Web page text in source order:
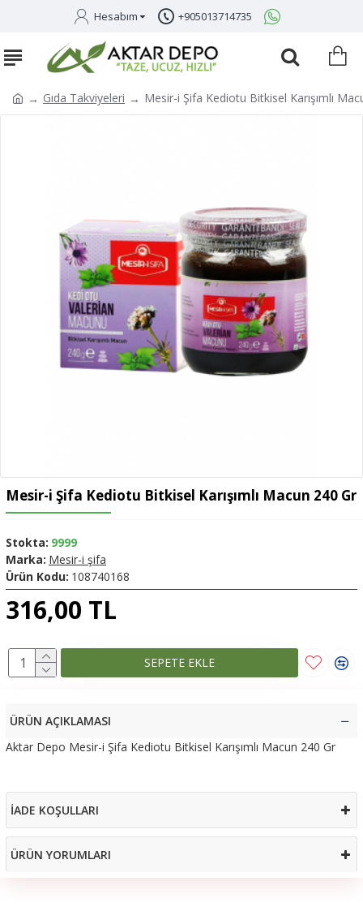
Hesabım +905013714735
Gıda Takviyeleri Mesir-i Şifa Kediotu Bitkisel Karışımlı
Mesir-i Şifa Kediotu Bitkisel Karışımlı Macun 240 Gr
316,00 TL
Stokta: 9999
Marka: Mesir-i şifa
Ürün Kodu: 108740168
SEPETE EKLE
ÜRÜN AÇIKLAMASI
Aktar Depo Mesir-i Şifa Kediotu Bitkisel Karışımlı Macun 240 Gr
İADE KOŞULLARI
ÜRÜN YORUMLARI